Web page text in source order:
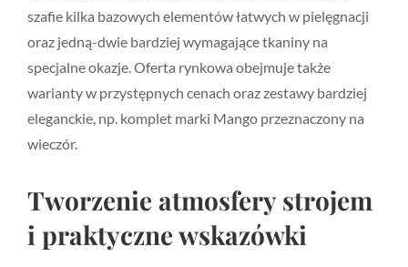
szafie kilka bazowych elementów łatwych w pielęgnacji
oraz jedną-dwie bardziej wymagające tkaniny na
specjalne okazje. Oferta rynkowa obejmuje także
warianty w przystępnych cenach oraz zestawy bardziej
eleganckie, np. komplet marki Mango przeznaczony na
wieczór.
Tworzenie atmosfery strojem
i praktyczne wskazówki